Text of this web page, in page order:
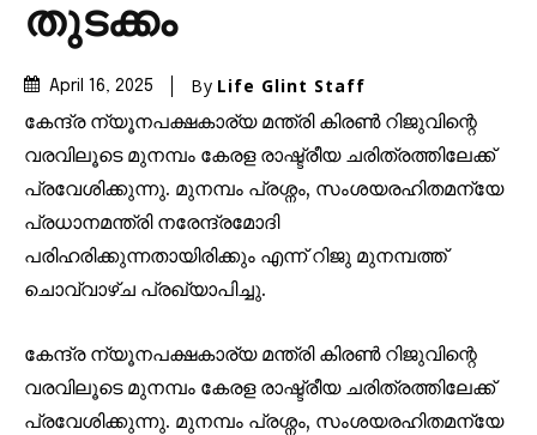
തുടക്കം
April 16, 2025 By Life Glint Staff
കേന്ദ്ര ന്യൂനപക്ഷകാര്യ മന്ത്രി കിരൺ റിജുവിന്റെ
വരവിലൂടെ മുനമ്പം കേരള രാഷ്ട്രീയ ചരിത്രത്തിലേക്ക്
പ്രവേശിക്കുന്നു. മുനമ്പം പ്രശ്നം, സംശയരഹിതമന്യേ
പ്രധാനമന്ത്രി നരേന്ദ്രമോദി
പരിഹരിക്കുന്നതായിരിക്കും എന്ന് റിജു മുനമ്പത്ത്
ചൊവ്വാഴ്ച പ്രഖ്യാപിച്ചു.
കേന്ദ്ര ന്യൂനപക്ഷകാര്യ മന്ത്രി കിരൺ റിജുവിന്റെ
വരവിലൂടെ മുനമ്പം കേരള രാഷ്ട്രീയ ചരിത്രത്തിലേക്ക്
പ്രവേശിക്കുന്നു. മുനമ്പം പ്രശ്നം, സംശയരഹിതമന്യേ